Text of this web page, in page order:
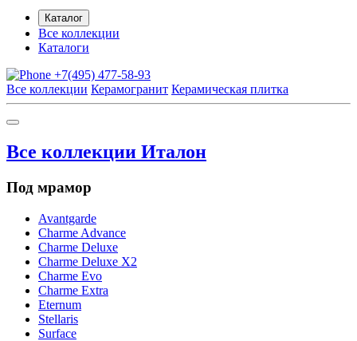
Каталог
Все коллекции
Каталоги
+7(495) 477-58-93
Все коллекции Керамогранит Керамическая плитка
Все коллекции Италон
Под мрамор
Avantgarde
Charme Advance
Charme Deluxe
Charme Deluxe X2
Charme Evo
Charme Extra
Eternum
Stellaris
Surface